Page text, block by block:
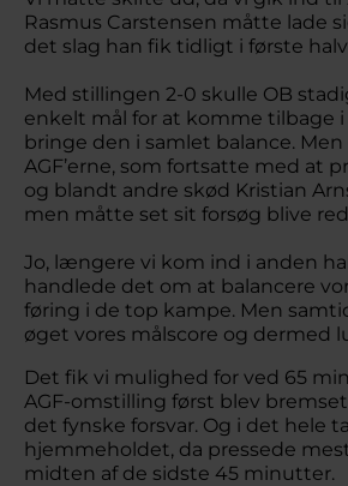
Rasmus Carstensen måtte lade
det slag han fik tidligt i første
Med stillingen 2-0 skulle OB
enkelt mål for at komme tilbage
bringe den i samlet balance.
AGF’erne, som fortsatte med at
og blandt andre skød Kristian
men måtte set sit forsøg blive
Jo, længere vi kom ind i anden
handlede det om at balancere
føring i de top kampe. Men
øget vores målscore og dermed
Det fik vi mulighed for ved 65
AGF-omstilling først blev
det fynske forsvar. Og i det hele
hjemmeholdet, da pressede
midten af de sidste 45 minutter.